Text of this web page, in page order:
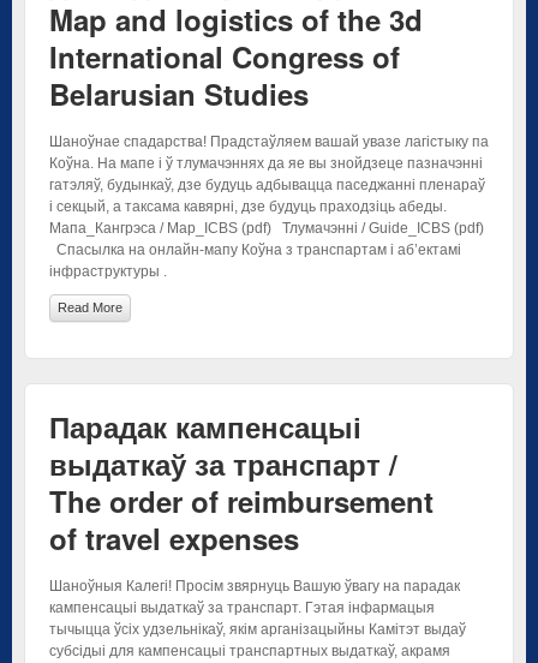
Map and logistics of the 3d
International Congress of
Belarusian Studies
Шаноўнае спадарства! Прадстаўляем вашай увазе лагістыку па
Коўна. На мапе і ў тлумачэннях да яе вы знойдзеце пазначэнні
гатэляў, будынкаў, дзе будуць адбывацца паседжанні пленараў
і секцый, а таксама кавярні, дзе будуць праходзіць абеды.
Мапа_Кангрэса / Map_ICBS (pdf) Тлумачэнні / Guide_ICBS (pdf)
Спасылка на онлайн-мапу Коўна з транспартам і аб’ектамі
інфраструктуры .
Read More
Парадак кампенсацыі
выдаткаў за транспарт /
The order of reimbursement
of travel expenses
Шаноўныя Калегі! Просім звярнуць Вашую ўвагу на парадак
кампенсацыі выдаткаў за транспарт. Гэтая інфармацыя
тычыцца ўсіх удзельнікаў, якім арганізацыйны Камітэт выдаў
субсідыі для кампенсацыі транспартных выдаткаў, акрамя